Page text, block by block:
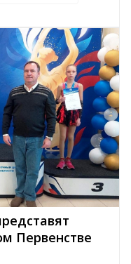
Первенстве